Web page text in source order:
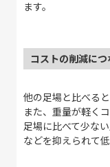
ます。
コストの削減につ
他の足場と比べる
また、重量が軽く
足場に比べて少な
などを抑えられて